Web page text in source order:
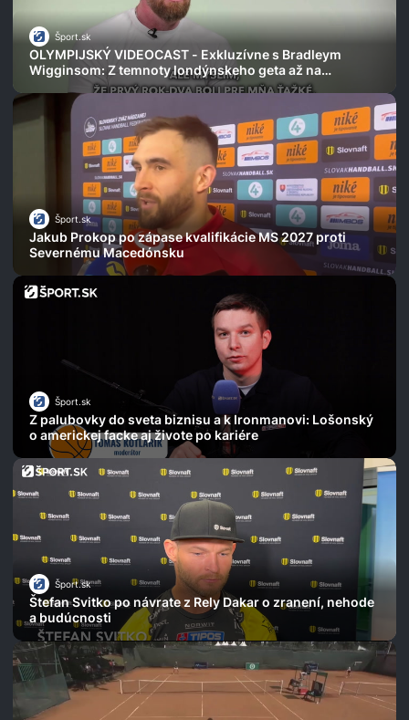
Šport.sk
OLYMPIJSKÝ VIDEOCAST - Exkluzívne s Bradleym
Wigginsom: Z temnoty londýnskeho geta až na
cyklistický Olymp a boj o holý život
Šport.sk
Jakub Prokop po zápase kvalifikácie MS 2027 proti
Severnému Macedónsku
Šport.sk
Z palubovky do sveta biznisu a k Ironmanovi: Lošonský
o americkej facke aj živote po kariére
Šport.sk
Štefan Svitko po návrate z Rely Dakar o zranení, nehode
a budúcnosti